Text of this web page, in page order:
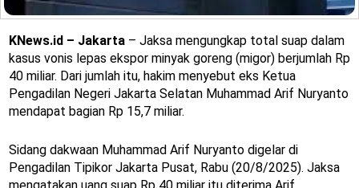
KNews.id – Jakarta – Jaksa mengungkap total suap dalam
kasus vonis lepas ekspor minyak goreng (migor) berjumlah Rp
40 miliar. Dari jumlah itu, hakim menyebut eks Ketua
Pengadilan Negeri Jakarta Selatan Muhammad Arif Nuryanto
mendapat bagian Rp 15,7 miliar.
Sidang dakwaan Muhammad Arif Nuryanto digelar di
Pengadilan Tipikor Jakarta Pusat, Rabu (20/8/2025). Jaksa